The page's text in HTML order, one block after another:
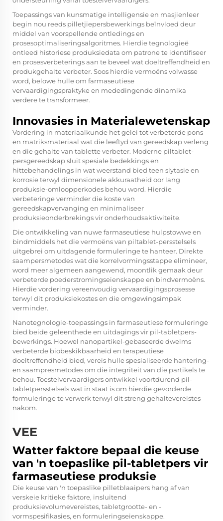
Toepassings van kunsmatige intelligensie en masjienleer
begin nou reeds pilletjiepersbewerkings beïnvloed deur
middel van voorspellende ontledings en
prosesoptimaliseringsalgoritmes. Hierdie tegnologieë
ontleed historiese produksiedata om patrone te identifiseer
en prosesverbeterings aan te beveel wat doeltreffendheid en
produkgehalte verbeter. Soos hierdie vermoëns volwasse
word, belowe hulle om farmaseutiese
vervaardigingspraktyke en mededingende dinamika
verdere te transformeer.
Innovasies in Materialewetenskap
Vordering in materiaalkunde het gelei tot verbeterde pons-
en matriksmateriaal wat die leeftyd van gereedskap verleng
en die gehalte van tablette verbeter. Moderne piltablet-
persgereedskap sluit spesiale bedekkings en
hittebehandelings in wat weerstand bied teen slytasie en
korrosie terwyl dimensionele akkuraatheid oor lang
produksie-omloopperkodes behou word. Hierdie
verbeteringe verminder die koste van
gereedskapvervanging en minimaliseer
produksieonderbrekings vir onderhoudsaktiwiteite.
Die ontwikkeling van nuwe farmaseutiese hulpstowwe en
bindmiddels het die vermoëns van piltablet-persstelsels
uitgebrei om uitdagende formuleringe te hanteer. Direkte
saampersmetodes wat die korrelvormingsstappe elimineer,
word meer algemeen aangewend, moontlik gemaak deur
verbeterde poederstromingseienskappe en bindvermoëns.
Hierdie vordering vereenvoudig vervaardigingsprosesse
terwyl dit produksiekostes en die omgewingsimpak
verminder.
Nanotegnologie-toepassings in farmaseutiese formuleringe
bied beide geleenthede en uitdagings vir pil-tabletpers-
bewerkings. Hoewel nanopartikel-gebaseerde dwelms
verbeterde biobeskikbaarheid en terapeutiese
doeltreffendheid bied, vereis hulle spesialiseerde hantering-
en saampresmetodes om die integriteit van die partikels te
behou. Toestelvervaardigers ontwikkel voortdurend pil-
tabletpersstelsels wat in staat is om hierdie gevorderde
formuleringe te verwerk terwyl dit streng gehaltevereistes
nakom.
VEE
Watter faktore bepaal die keuse
van 'n toepaslike pil-tabletpers vir
farmaseutiese produksie
Die keuse van 'n toepaslike pilletblaaipers hang af van
verskeie kritieke faktore, insluitend
produksievolumevereistes, tabletgrootte- en -
vormspesifikasies, en formuleringseienskappe.